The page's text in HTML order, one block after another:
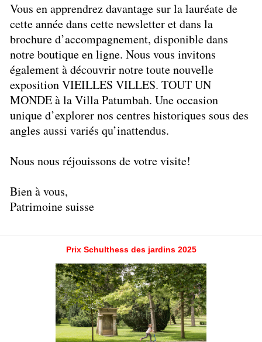
Vous en apprendrez davantage sur la lauréate de
cette année dans cette newsletter et dans la
brochure d’accompagnement, disponible dans
notre boutique en ligne. Nous vous invitons
également à découvrir notre toute nouvelle
exposition VIEILLES VILLES. TOUT UN
MONDE à la Villa Patumbah. Une occasion
unique d’explorer nos centres historiques sous des
angles aussi variés qu’inattendus.
Nous nous réjouissons de votre visite!
Bien à vous,
Patrimoine suisse
Prix Schulthess des jardins 2025